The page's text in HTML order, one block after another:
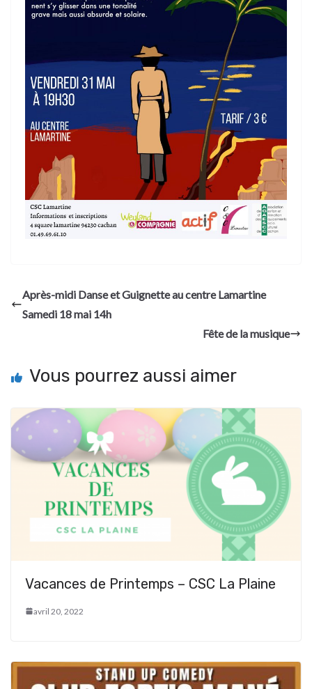
Après-midi Danse et Guignette au centre Lamartine
Samedi 18 mai 14h
Fête de la musique
Vous pourrez aussi aimer
Vacances de Printemps – CSC La Plaine
avril 20, 2022